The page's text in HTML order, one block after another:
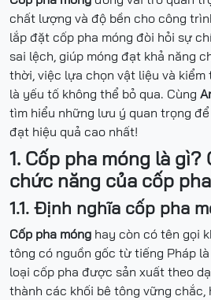
chất lượng và độ bền cho công
lắp đặt cốp pha móng đòi hỏi sự
sai lệch, giúp móng đạt khả năng
thời, việc lựa chọn vật liệu và
là yếu tố không thể bỏ qua. Cùng
tìm hiểu những lưu ý quan trọng
đạt hiệu quả cao nhất!
1. Cốp pha móng là gì?
chức năng của cốp
1.1. Định nghĩa cốp pha
Cốp pha móng hay còn có tên gọi
tông có nguồn gốc từ tiếng Pháp
loại cốp pha được sản xuất theo
thành các khối bê tông vững chắc,